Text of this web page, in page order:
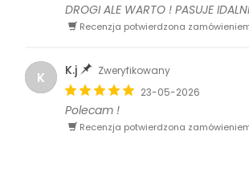
DROGI ALE WARTO ! PASUJE
Recenzja potwierdzona
K K.j
Zweryfikowany
23-05-2026
Polecam !
Recenzja potwierdzona